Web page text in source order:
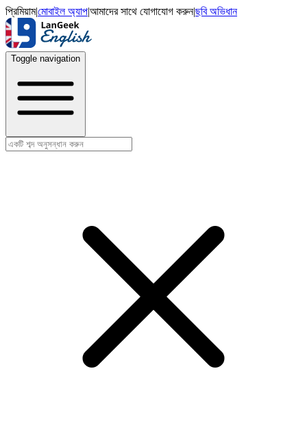
প্রিমিয়াম|মোবাইল অ্যাপ|আমাদের সাথে যোগাযোগ করুন|ছবি অভিধান
Toggle navigation